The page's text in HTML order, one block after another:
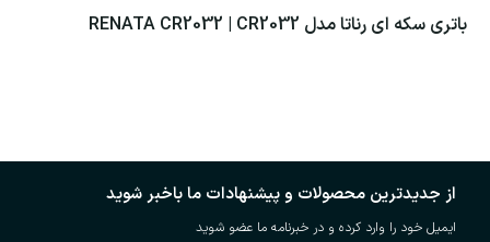
باتری سکه ای رناتا مدل RENATA CR2032 | CR2032
از جدیدترین محصولات و پیشنهادات ما باخبر شوید
ایمیل خود را وارد کرده و در خبرنامه ما عضو شوید